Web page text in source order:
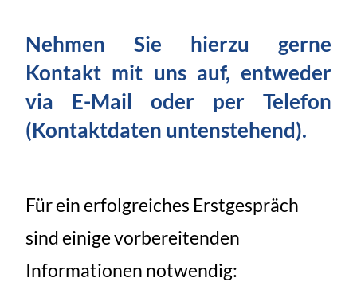
Nehmen Sie hierzu gerne
Kontakt mit uns auf, entweder
via E-Mail oder per Telefon
(Kontaktdaten untenstehend).
Für ein erfolgreiches Erstgespräch
sind einige vorbereitenden
Informationen notwendig: